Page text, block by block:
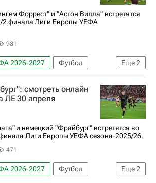
Форрест" и "Астон Вилла" встретятся
2 финала Лиги Европы УЕФА
981
Еще2
2026-2027
Футбол
Астон Вилла
смотреть онлайн
ЛЕ 30 апреля
и немецкий "Фрайбург" встретятся во
Лиги Европы УЕФА сезона-2025/26.
471
Еще2
2026-2027
Футбол